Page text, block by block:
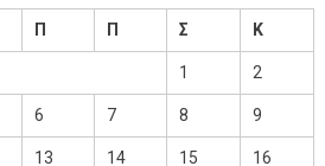
Π Π Σ Κ
1 2
6 7 8 9
13 14 15 16